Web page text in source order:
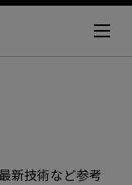
新技術など参考